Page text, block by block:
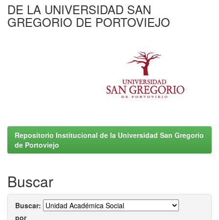
DE LA UNIVERSIDAD SAN
GREGORIO DE PORTOVIEJO
Repositorio Institucional de la Universidad San Gregorio
de Portoviejo
Buscar
Buscar:
por